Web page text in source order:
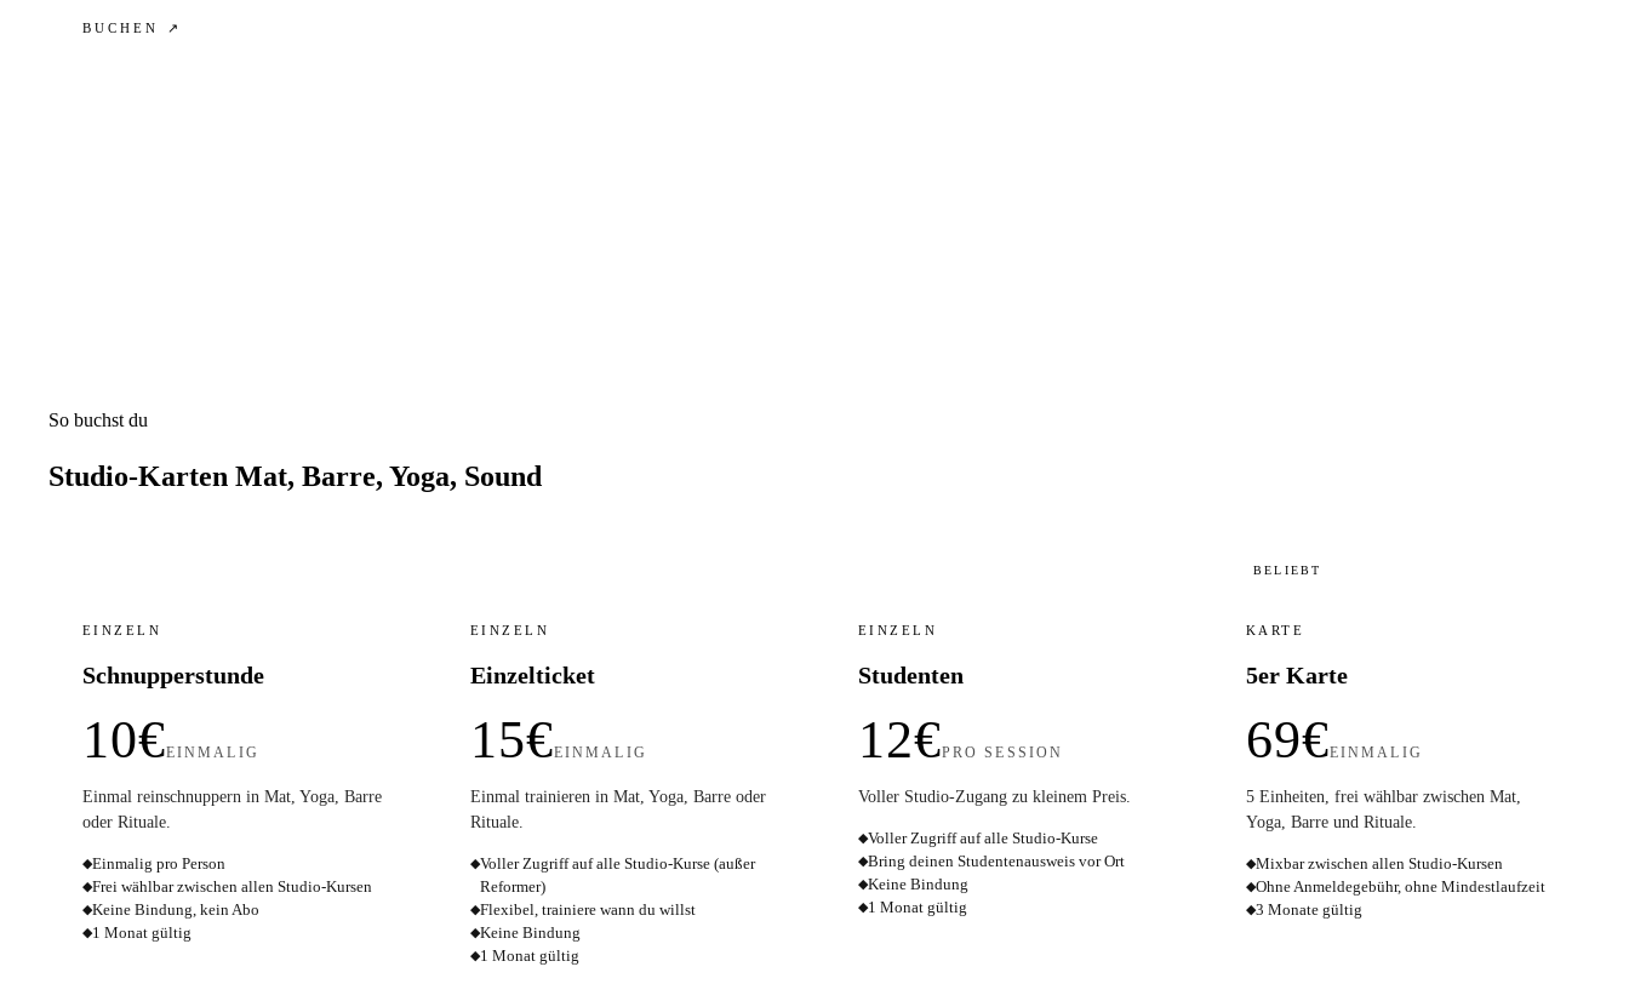
BUCHEN ↗
So buchst du
Studio-Karten Mat, Barre, Yoga, Sound
EINZELN
Schnupperstunde
10€EINMALIG
Einmal reinschnuppern in Mat, Yoga, Barre
oder Rituale.
◆Einmalig pro Person
◆Frei wählbar zwischen allen Studio-Kursen
◆Keine Bindung, kein Abo
◆1 Monat gültig
EINZELN
Einzelticket
15€EINMALIG
Einmal trainieren in Mat, Yoga, Barre oder
Rituale.
◆Voller Zugriff auf alle Studio-Kurse (außer
Reformer)
◆Flexibel, trainiere wann du willst
◆Keine Bindung
◆1 Monat gültig
EINZELN
Studenten
12€PRO SESSION
Voller Studio-Zugang zu kleinem Preis.
◆Voller Zugriff auf alle Studio-Kurse
◆Bring deinen Studentenausweis vor Ort
◆Keine Bindung
◆1 Monat gültig
BELIEBT
KARTE
5er Karte
69€EINMALIG
5 Einheiten, frei wählbar zwischen Mat,
Yoga, Barre und Rituale.
◆Mixbar zwischen allen Studio-Kursen
◆Ohne Anmeldegebühr, ohne Mindestlaufzeit
◆3 Monate gültig